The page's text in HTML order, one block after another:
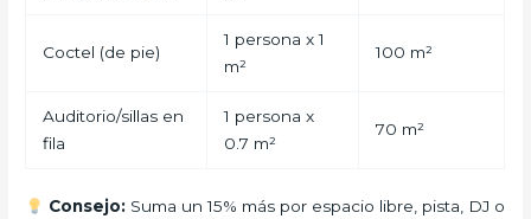
Coctel (de pie)
1 persona x 1
m²
100 m²
Auditorio/sillas en
fila
1 persona x
0.7 m²
70 m²
Consejo:Suma un 15% más por espacio libre, pista, DJ o